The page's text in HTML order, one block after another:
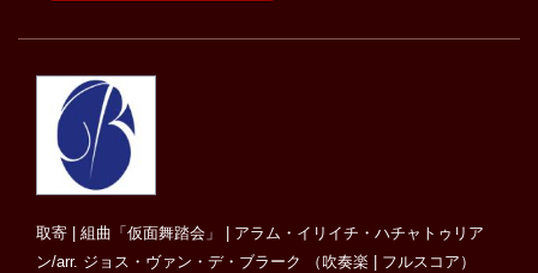
取寄 | 組曲「仮面舞踏会」 | アラム・イリイチ・ハチャトゥリア
ン/arr. ジョス・ヴァン・デ・ブラーク （吹奏楽 | フルスコア）